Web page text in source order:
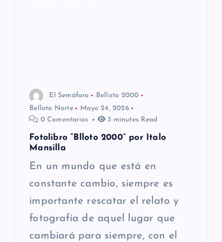
El Semáforo
Belloto 2000
Belloto Norte
Mayo 24, 2026
0 Comentarios
3 minutes Read
Fotolibro “Blloto 2000” por Italo
Mansilla
En un mundo que está en
constante cambio, siempre es
importante rescatar el relato y
fotografía de aquel lugar que
cambiará para siempre, con el